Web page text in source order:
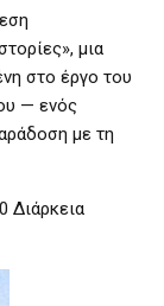
μια
στο έργο του
— ενός
με τη
Διάρκεια